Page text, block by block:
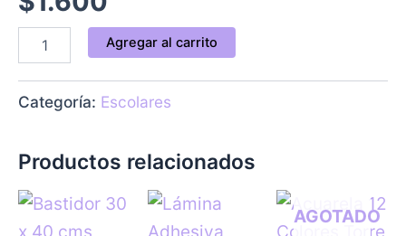
Agregar al carrito
Categoría: Escolares
Productos relacionados
AGOTADO